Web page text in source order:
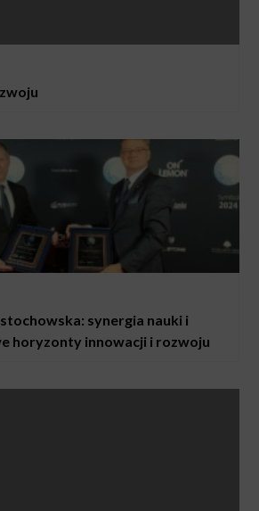
synergia nauki i
horyzonty innowacji i rozwoju